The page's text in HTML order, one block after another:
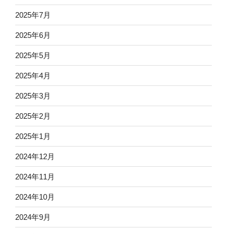
2025年7月
2025年6月
2025年5月
2025年4月
2025年3月
2025年2月
2025年1月
2024年12月
2024年11月
2024年10月
2024年9月